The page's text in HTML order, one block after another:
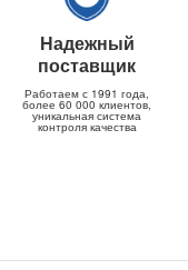
Надежный
поставщик
Работаем с 1991 года,
более 60 000 клиентов,
уникальная система
контроля качества